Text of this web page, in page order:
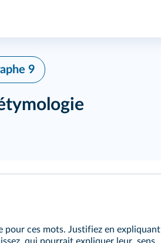
9
pour ces mots. Justifiez en expliquant